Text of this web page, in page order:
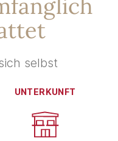
selbst
UNTERKUNFT